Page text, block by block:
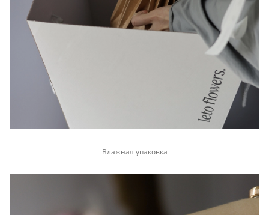
Влажная упаковка